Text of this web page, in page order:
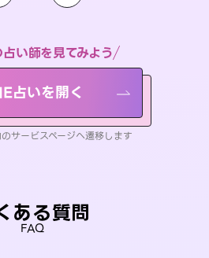
い師を見てみよう
占いを開く
サービスページへ遷移します
ある質問
FAQ